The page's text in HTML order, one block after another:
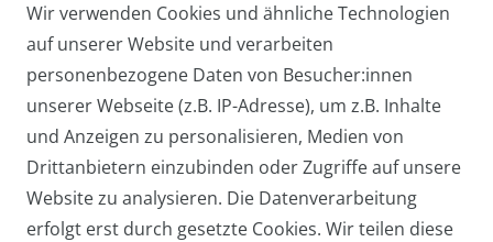
Leder, Made in Italy
109,00 € *
Neuheit
Handy-Umhängetasche TAMRA /
Abendtasche / Cross-Over mit
echtem Stierfell
Wir verwenden Cookies und ähnliche Technologien
auf unserer Website und verarbeiten
personenbezogene Daten von Besucher:innen
unserer Webseite (z.B. IP-Adresse), um z.B. Inhalte
und Anzeigen zu personalisieren, Medien von
Drittanbietern einzubinden oder Zugriffe auf unsere
Website zu analysieren. Die Datenverarbeitung
erfolgt erst durch gesetzte Cookies. Wir teilen diese